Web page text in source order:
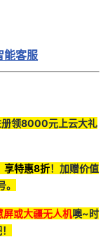
能客服
领8000元上云大礼
享特惠8折！加赠价值
屏或大疆无人机噢~时